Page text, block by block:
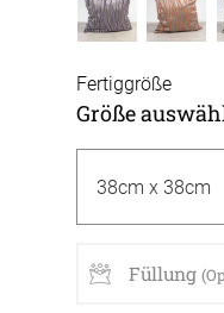
Fertiggröße
Größe
Füllung